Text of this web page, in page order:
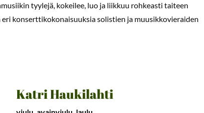
tyylejä, kokeilee, luo ja liikkuu rohkeasti taiteen
konserttikokonaisuuksia solistien ja muusikkovieraiden
Katri Haukilahti